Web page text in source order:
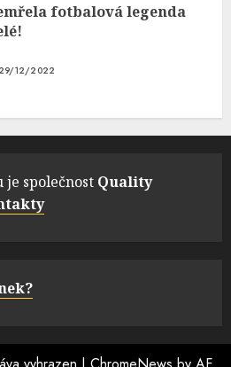
fotbalová legenda
29/12/2022
je společnost Quality